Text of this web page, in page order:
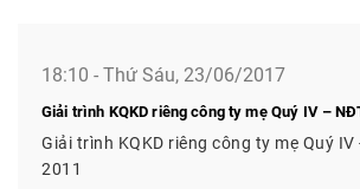
18:10 - Thứ Sáu, 23/06/2017
Giải trình KQKD riêng công ty mẹ Quý IV –
Giải trình KQKD riêng công ty mẹ Quý IV
2011